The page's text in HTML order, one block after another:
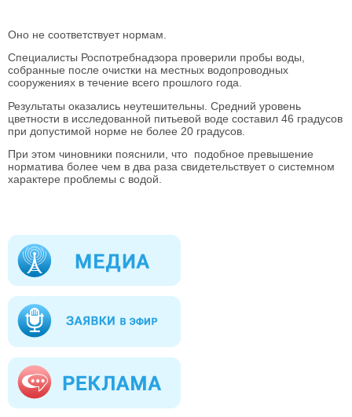
Оно не соответствует нормам.
Специалисты Роспотребнадзора проверили пробы воды,
собранные после очистки на местных водопроводных
сооружениях в течение всего прошлого года.
Результаты оказались неутешительны. Средний уровень
цветности в исследованной питьевой воде составил 46 градусов
при допустимой норме не более 20 градусов.
При этом чиновники пояснили, что подобное превышение
норматива более чем в два раза свидетельствует о системном
характере проблемы с водой.